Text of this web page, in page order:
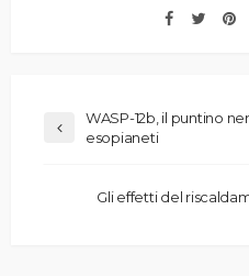
WASP-12b, il puntino
esopianeti
Gli effetti del